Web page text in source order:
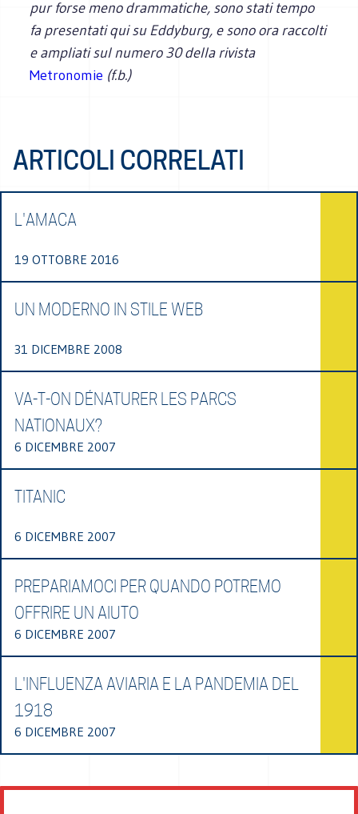
pur forse meno drammatiche, sono stati tempo
fa presentati qui su Eddyburg, e sono ora raccolti
e ampliati sul numero 30 della rivista
Metronomie (f.b.)
ARTICOLI CORRELATI
L'AMACA
19 OTTOBRE 2016
UN MODERNO IN STILE WEB
31 DICEMBRE 2008
VA-T-ON DÉNATURER LES PARCS
NATIONAUX?
6 DICEMBRE 2007
TITANIC
6 DICEMBRE 2007
PREPARIAMOCI PER QUANDO POTREMO
OFFRIRE UN AIUTO
6 DICEMBRE 2007
L'INFLUENZA AVIARIA E LA PANDEMIA DEL
1918
6 DICEMBRE 2007